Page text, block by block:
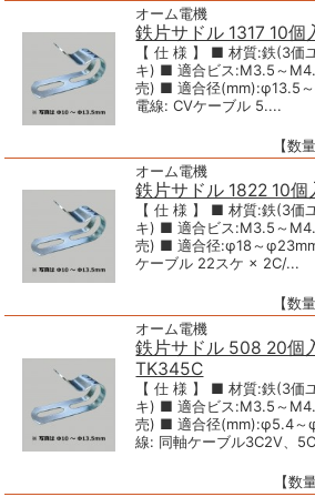
オーム電機
鉄片サドル 1317 10
【 仕 様 】 ■ 材質:鉄(3価
キ) ■ 適合ビス:M3.5～
売) ■ 適合径(mm):φ13.5
電線: CVケーブル 5....
【数
オーム電機
鉄片サドル 1822 10
【 仕 様 】 ■ 材質:鉄(3価
キ) ■ 適合ビス:M3.5～
売) ■ 適合径:φ18～
ケーブル 22スケ × 2C/...
【数
オーム電機
鉄片サドル 508 20
TK345C
【 仕 様 】 ■ 材質:鉄(3価
キ) ■ 適合ビス:M3.5～
売) ■ 適合径(mm):φ5.4～
線: 同軸ケーブル3C2V、
【数